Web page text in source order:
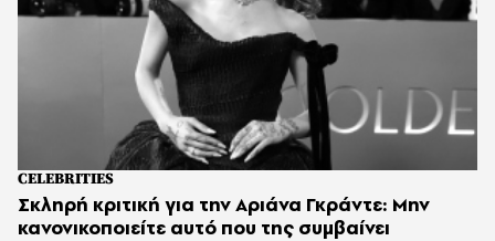
CELEBRITIES
Σκληρή κριτική για την Αριάνα Γκράντε: Μην
κανονικοποιείτε αυτό που της συμβαίνει